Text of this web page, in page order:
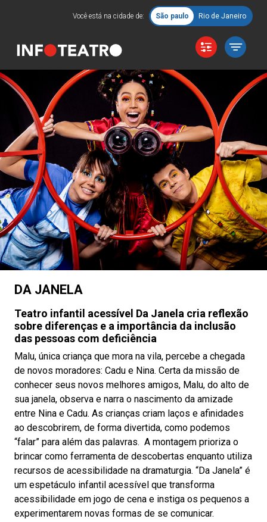
Você está na cidade de: São paulo Rio de Janeiro
DA JANELA
Teatro infantil acessível Da Janela cria reflexão
sobre diferenças e a importância da inclusão
das pessoas com deficiência
Malu, única criança que mora na vila, percebe a chegada
de novos moradores: Cadu e Nina. Certa da missão de
conhecer seus novos melhores amigos, Malu, do alto de
sua janela, observa e narra o nascimento da amizade
entre Nina e Cadu. As crianças criam laços e afinidades
ao descobrirem, de forma divertida, como podemos
“falar” para além das palavras. A montagem prioriza o
brincar como ferramenta de descobertas enquanto utiliza
recursos de acessibilidade na dramaturgia. “Da Janela” é
um espetáculo infantil acessível que transforma
acessibilidade em jogo de cena e instiga os pequenos a
experimentarem novas formas de se comunicar.